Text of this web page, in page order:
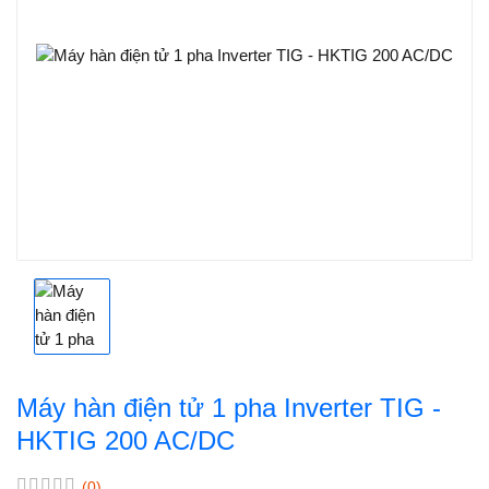
Máy hàn điện tử 1 pha Inverter TIG -
HKTIG 200 AC/DC